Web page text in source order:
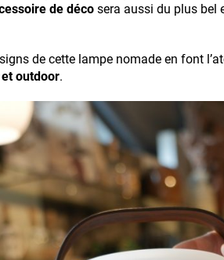
de déco sera aussi du plus bel
de cette lampe nomade en font
outdoor.